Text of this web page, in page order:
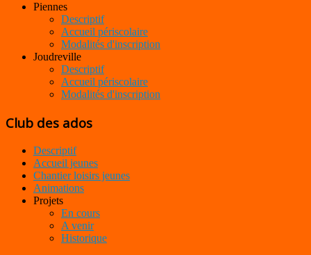
Piennes
Descriptif
Accueil périscolaire
Modalités d'inscription
Joudreville
Descriptif
Accueil périscolaire
Modalités d'inscription
Club des ados
Descriptif
Accueil jeunes
Chantier loisirs jeunes
Animations
Projets
En cours
A venir
Historique